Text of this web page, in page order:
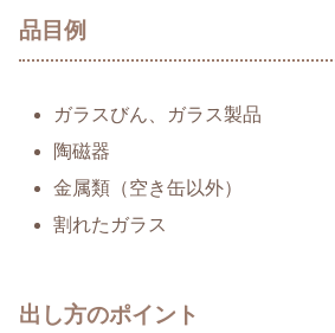
品目例
ガラスびん、ガラス製品
陶磁器
金属類（空き缶以外）
割れたガラス
出し方のポイント